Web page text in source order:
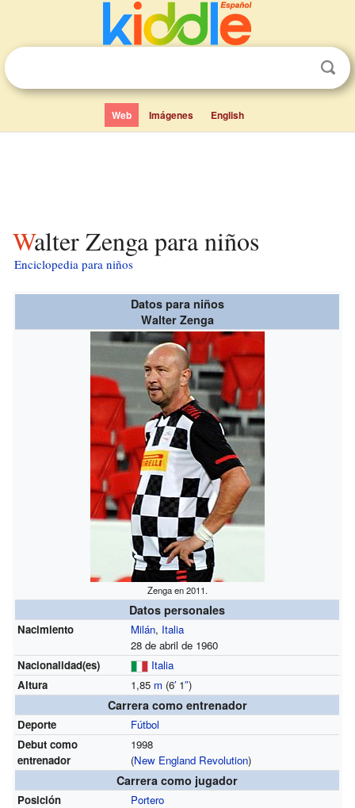
Web Imágenes English
Walter Zenga para niños
Enciclopedia para niños
Datos para niños
Walter Zenga
Zenga en 2011.
Datos personales
Nacimiento Milán, Italia
28 de abril de 1960
Nacionalidad(es)
Italia
Altura
1,85 m (6′1″)
Carrera como entrenador
Deporte
Fútbol
Debut como
entrenador
1998
(New England Revolution)
Carrera como jugador
Posición
Portero